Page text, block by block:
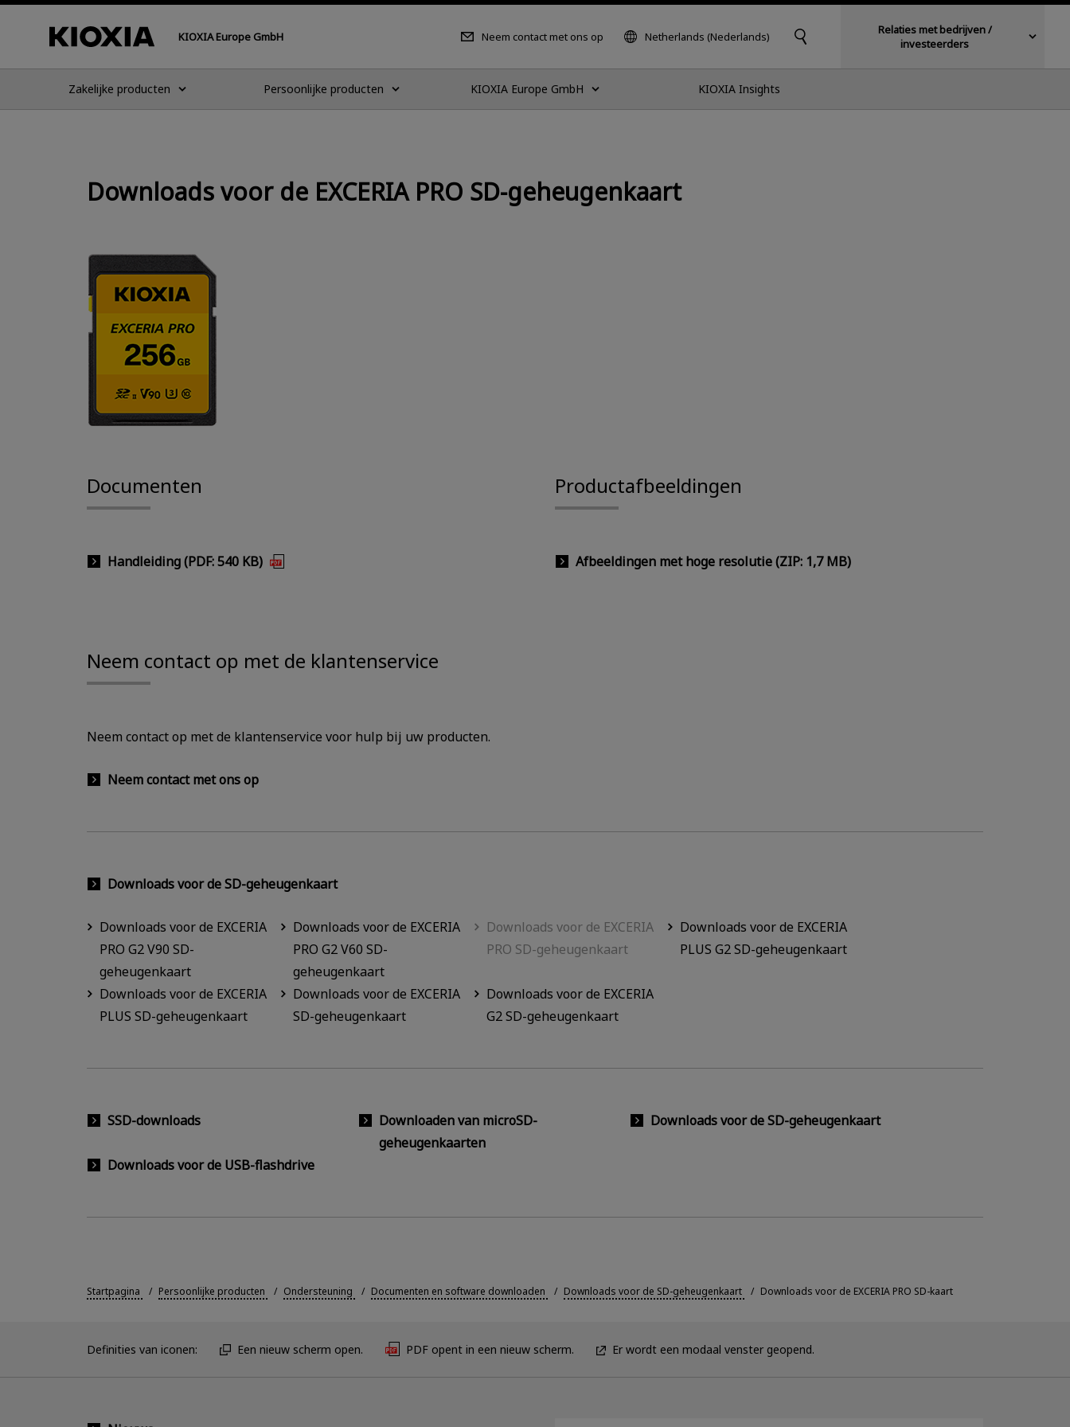
KIOXIA Europe GmbH Neem contact met ons op Netherlands (Nederlands)
Relaties met bedrijven /
investeerders
Zakelijke producten Persoonlijke producten KIOXIA Europe GmbH KIOXIA Insights
Downloads voor de EXCERIA PRO SD-geheugenkaart
Documenten
Handleiding (PDF: 540 KB)
Productafbeeldingen
Afbeeldingen met hoge resolutie (ZIP: 1,7 MB)
Neem contact op met de klantenservice
Neem contact op met de klantenservice voor hulp bij uw producten.
Neem contact met ons op
Downloads voor de SD-geheugenkaart
Downloads voor de EXCERIA
PRO G2 V90 SD-
geheugenkaart
Downloads voor de EXCERIA
PRO G2 V60 SD-
geheugenkaart
Downloads voor de EXCERIA
PRO SD-geheugenkaart
Downloads voor de EXCERIA
PLUS G2 SD-geheugenkaart
Downloads voor de EXCERIA
PLUS SD-geheugenkaart
Downloads voor de EXCERIA
SD-geheugenkaart
Downloads voor de EXCERIA
G2 SD-geheugenkaart
SSD-downloads
Downloaden van microSD-
geheugenkaarten
Downloads voor de SD-geheugenkaart
Downloads voor de USB-flashdrive
Startpagina Persoonlijke producten Ondersteuning Documenten en software downloaden Downloads voor de SD-geheugenkaart Downloads voor de EXCERIA PRO SD-kaart
Definities van iconen: Een nieuw scherm open. PDF opent in een nieuw scherm. Er wordt een modaal venster geopend.